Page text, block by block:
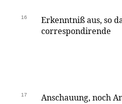
16
Erkenntniß aus, so
correspondirende
17 Anschauung, noch